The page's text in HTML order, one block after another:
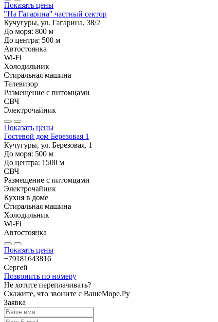
Показать цены
"На Гагарина" частный сектор
Кучугуры, ул. Гагарина, 38/2
До моря: 800 м
До центра: 500 м
Автостоянка
Wi-Fi
Холодильник
Стиральная машина
Телевизор
Размещение с питомцами
СВЧ
Электрочайник
Показать цены
Гостевой дом Березовая 1
Кучугуры, ул. Березовая, 1
До моря: 500 м
До центра: 1500 м
СВЧ
Размещение с питомцами
Электрочайник
Кухня в доме
Стиральная машина
Холодильник
Wi-Fi
Автостоянка
Показать цены
+79181643816
Сергей
Позвонить по номеру
Не хотите переплачивать?
Скажите, что звоните с ВашеМоре.Ру
Заявка